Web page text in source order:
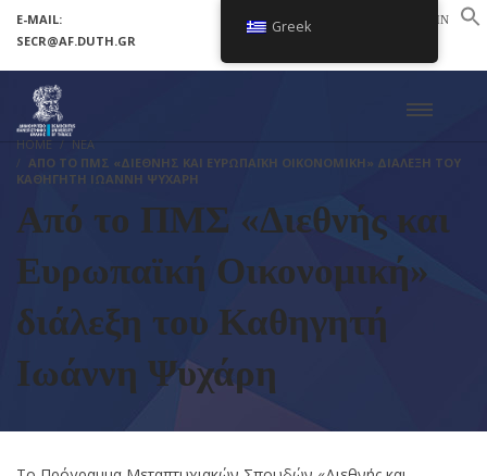
E-MAIL:
SECR@AF.DUTH.GR
LOGIN
HOME
ΝΕΑ
ΑΠΌ ΤΟ ΠΜΣ «ΔΙΕΘΝΉΣ ΚΑΙ ΕΥΡΩΠΑΪΚΉ ΟΙΚΟΝΟΜΙΚΉ» ΔΙΆΛΕΞΗ ΤΟΥ
ΚΑΘΗΓΗΤΉ ΙΩΆΝΝΗ ΨΥΧΆΡΗ
Από το ΠΜΣ «Διεθνής και
Ευρωπαϊκή Οικονομική»
διάλεξη του Καθηγητή
Ιωάννη Ψυχάρη
Greek